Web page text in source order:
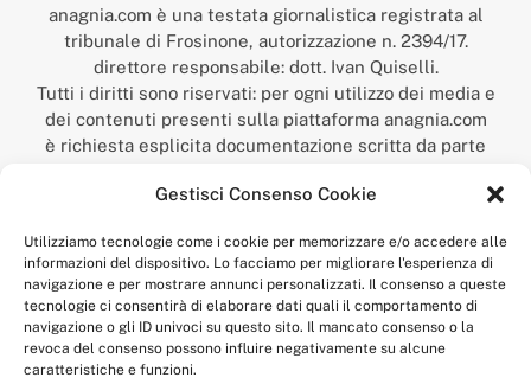
Gestisci Consenso Cookie
Utilizziamo tecnologie come i cookie per memorizzare e/o accedere alle
informazioni del dispositivo. Lo facciamo per migliorare l'esperienza di
navigazione e per mostrare annunci personalizzati. Il consenso a queste
tecnologie ci consentirà di elaborare dati quali il comportamento di
navigazione o gli ID univoci su questo sito. Il mancato consenso o la
revoca del consenso possono influire negativamente su alcune
caratteristiche e funzioni.
anagnia.com è una testata giornalistica registrata al
tribunale di Frosinone, autorizzazione n. 2394/17.
direttore responsabile: dott. Ivan Quiselli.
Tutti i diritti sono riservati: per ogni utilizzo dei media e
dei contenuti presenti sulla piattaforma anagnia.com
è richiesta esplicita documentazione scritta da parte
“Anagnia” è un marchio registrato presso l’Ufficio Italiano
Economico,
num. registrazione: 302017000014044 del 9 febbraio 2017.
Per contatti:redazione@anagnia.com